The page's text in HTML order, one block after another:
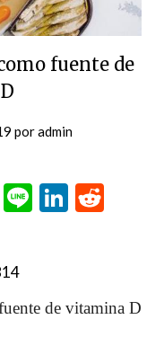
fuente de
poradmin
Meneame
Line
de vitamina D